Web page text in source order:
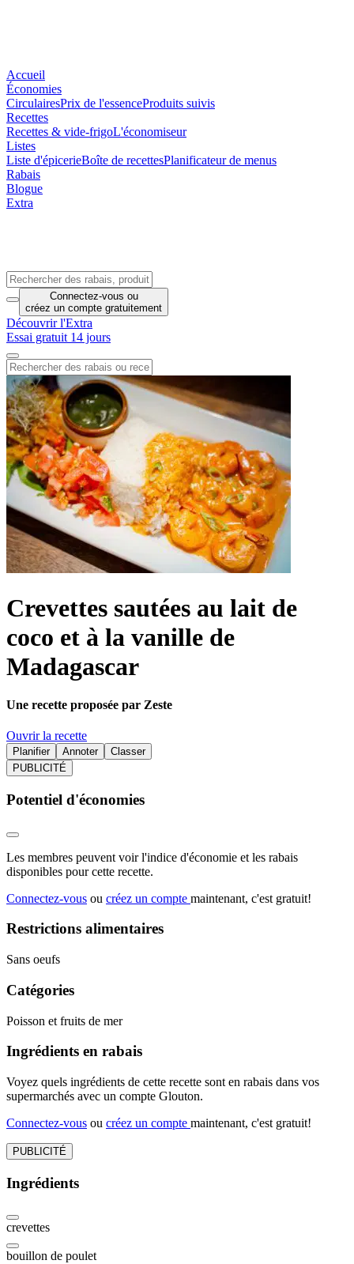
Accueil
Économies
CirculairesPrix de l'essenceProduits suivis
Recettes
Recettes & vide-frigoL'économiseur
Listes
Liste d'épicerieBoîte de recettesPlanificateur de menus
Rabais
Blogue
Extra
Connectez-vous ou
créez un compte gratuitement
Découvrir l'Extra
Essai gratuit 14 jours
Crevettes sautées au lait de
coco et à la vanille de
Madagascar
Une recette proposée par Zeste
Ouvrir la recette
Planifier Annoter
Classer
PUBLICITÉ
Potentiel d'économies
Les membres peuvent voir l'indice d'économie et les rabais
disponibles pour cette recette.
Connectez-vous ou créez un compte maintenant, c'est gratuit!
Restrictions alimentaires
Sans oeufs
Catégories
Poisson et fruits de mer
Ingrédients en rabais
Voyez quels ingrédients de cette recette sont en rabais dans vos
supermarchés avec un compte Glouton.
Connectez-vous ou créez un compte maintenant, c'est gratuit!
PUBLICITÉ
Ingrédients
crevettes
bouillon de poulet